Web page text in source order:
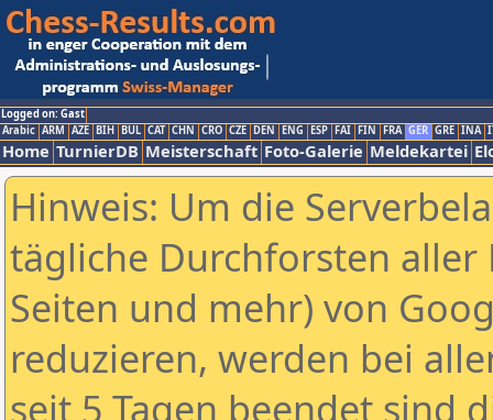
Logged on: Gast
Arabic ARM AZE BIH BUL CAT CHN CRO CZE DEN ENG ESP FAI FIN FRA GER GRE INA
Home TurnierDB Meisterschaft Foto-Galerie Meldekartei
Hinweis: Um die
tägliche Durchforsten aller
Seiten und mehr) von
reduzieren, werden bei
seit 5 Tagen beendet sind